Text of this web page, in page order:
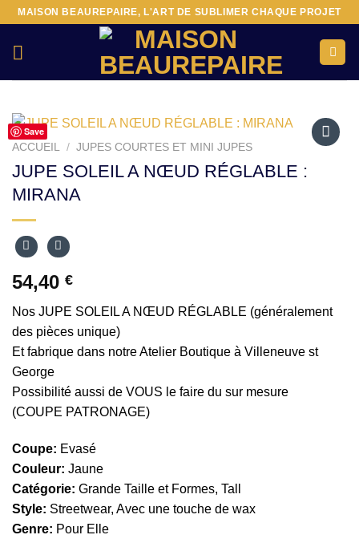
Passer
contenu
MAISON BEAUREPAIRE, L'ART DE SUBLIMER CHAQUE PROJET
Save
à la liste
ACCUEIL / JUPES COURTES ET MINI JUPES
JUPE SOLEIL A NŒUD RÉGLABLE :
MIRANA
54,40 €
Nos JUPE SOLEIL A NŒUD RÉGLABLE (généralement
des pièces unique)
Et fabrique dans notre Atelier Boutique à Villeneuve st
George
Possibilité aussi de VOUS le faire du sur mesure
(COUPE PATRONAGE)
Coupe: Evasé
Couleur: Jaune
Catégorie: Grande Taille et Formes, Tall
Style: Streetwear, Avec une touche de wax
Genre: Pour Elle